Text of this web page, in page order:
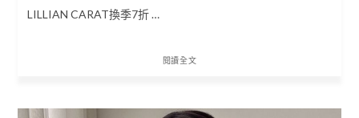
LILLIAN CARAT換季7折 …
閱讀全文